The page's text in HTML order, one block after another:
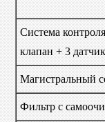
Система
клапан + 3
Магистральный
Фильтр с